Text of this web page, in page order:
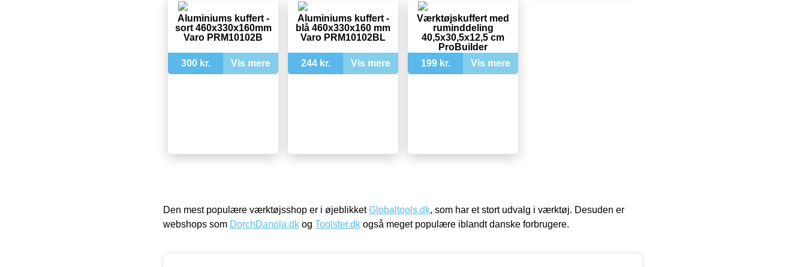
Aluminiums kuffert -
sort 460x330x160mm
Varo PRM10102B
300 kr. Vis mere
Aluminiums kuffert -
blå 460x330x160 mm
Varo PRM10102BL
244 kr. Vis mere
Værktøjskuffert med
ruminddeling
40,5x30,5x12,5 cm
ProBuilder
199 kr.
Vis mere
Den mest populære værktøjsshop er i øjeblikketGlobaltools.dk, som har et stort udvalg i værktøj. Desuden er
webshops som DorchDanola.dk og Toolster.dk også meget populære iblandt danske forbrugere.